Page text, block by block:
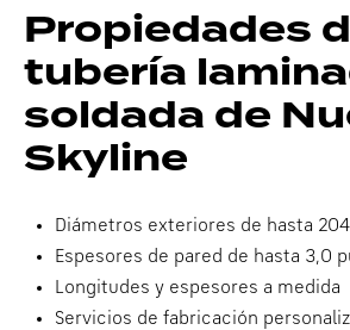
Propiedades
tubería
soldada de
Skyline
Diámetros exteriores de hasta
Espesores de pared de hasta 3,0
Longitudes y espesores a medida
Servicios de fabricación